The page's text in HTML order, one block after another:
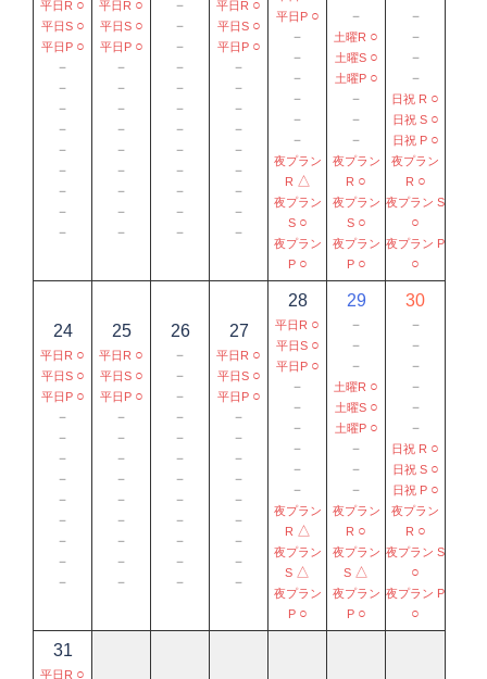
平日R ○
平日S ○
平日P ○
－
－
－
－
－
－
－
－
－
平日R ○
平日S ○
平日P ○
－
－
－
－
－
－
－
－
－
－
－
－
－
－
－
－
－
－
－
－
－
平日R ○
平日S ○
平日P ○
－
－
－
－
－
－
－
－
－
平日P ○
－
－
－
－
－
－
夜プラン
R △
夜プラン
S ○
夜プラン
P ○
－
土曜R ○
土曜S ○
土曜P ○
－
－
－
夜プラン
R ○
夜プラン
S ○
夜プラン
P ○
－
－
－
－
日祝 R ○
日祝 S ○
日祝 P ○
夜プラン
R ○
夜プラン S
○
夜プラン P
○
24
平日R ○
平日S ○
平日P ○
－
－
－
－
－
－
－
－
－
25
平日R ○
平日S ○
平日P ○
－
－
－
－
－
－
－
－
－
26
－
－
－
－
－
－
－
－
－
－
－
－
27
平日R ○
平日S ○
平日P ○
－
－
－
－
－
－
－
－
－
28
平日R ○
平日S ○
平日P ○
－
－
－
－
－
－
夜プラン
R △
夜プラン
S △
夜プラン
P ○
29
－
－
－
土曜R ○
土曜S ○
土曜P ○
－
－
－
夜プラン
R ○
夜プラン
S △
夜プラン
P ○
30
－
－
－
－
－
－
日祝 R ○
日祝 S ○
日祝 P ○
夜プラン
R ○
夜プラン S
○
夜プラン P
○
31
平日R ○